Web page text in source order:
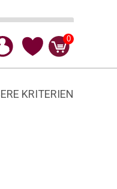
0
KRITERIEN